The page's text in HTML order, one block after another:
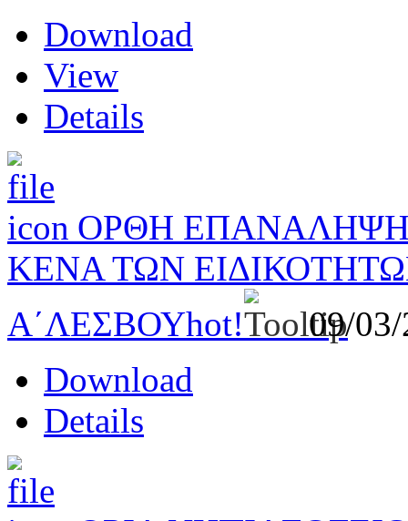
Download
View
Details
ΟΡΘΗ ΕΠΑΝΑΛΗΨΗ
ΚΕΝΑ ΤΩΝ
Α΄ΛΕΣΒΟΥhot!
09/
Download
Details